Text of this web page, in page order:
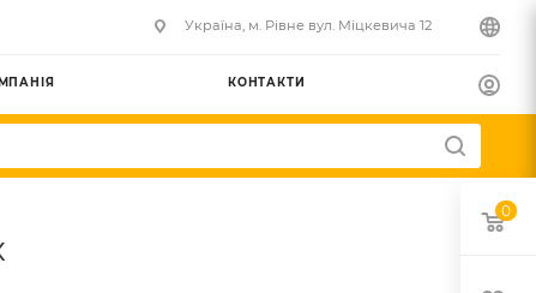
Українa, м. Рівне вул. Міцкевича 12
КОНТАКТИ
0